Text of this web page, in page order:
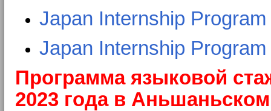
Japan Internship Program
Japan Internship Program
Программа языковой
2023 года в Аньшаньском